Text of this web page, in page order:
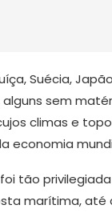
Suécia,
sem
climas e
economia
tão
marítima, até